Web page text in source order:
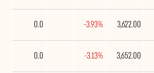
3,622.00
-3.93%
0.0
3,652.00
-3.13%
0.0